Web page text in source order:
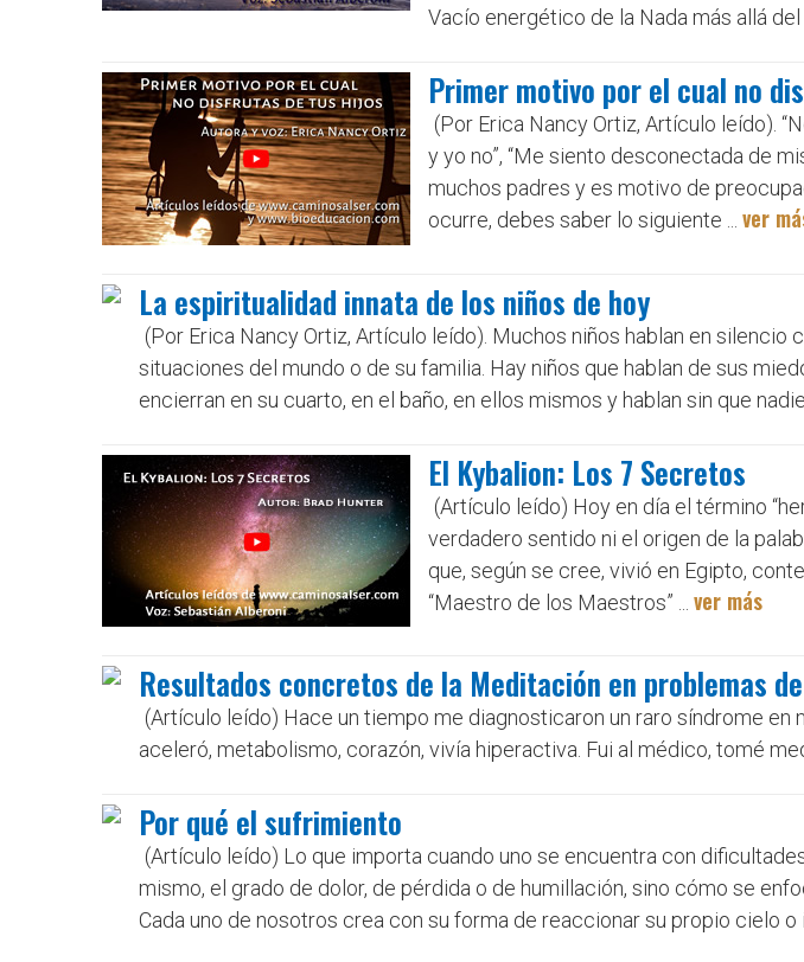
Vacío energético de la Nada más allá del
Primer motivo por el cual no
(Por Erica Nancy Ortiz, Artículo leído).
y yo no”, “Me siento desconectada de
muchos padres y es motivo de
ocurre, debes saber lo siguiente ... ver
La espiritualidad innata de los niños de hoy
(Por Erica Nancy Ortiz, Artículo leído). Muchos niños hablan en silencio
situaciones del mundo o de su familia. Hay niños que hablan de sus
encierran en su cuarto, en el baño, en ellos mismos y hablan sin que
El Kybalion: Los 7 Secretos
(Artículo leído) Hoy en día el término
verdadero sentido ni el origen de la
que, según se cree, vivió en Egipto,
“Maestro de los Maestros” ... ver más
Resultados concretos de la Meditación en problemas
(Artículo leído) Hace un tiempo me diagnosticaron un raro síndrome en
aceleró, metabolismo, corazón, vivía hiperactiva. Fui al médico, tomé
Por qué el sufrimiento
(Artículo leído) Lo que importa cuando uno se encuentra con
mismo, el grado de dolor, de pérdida o de humillación, sino cómo se
Cada uno de nosotros crea con su forma de reaccionar su propio cielo o